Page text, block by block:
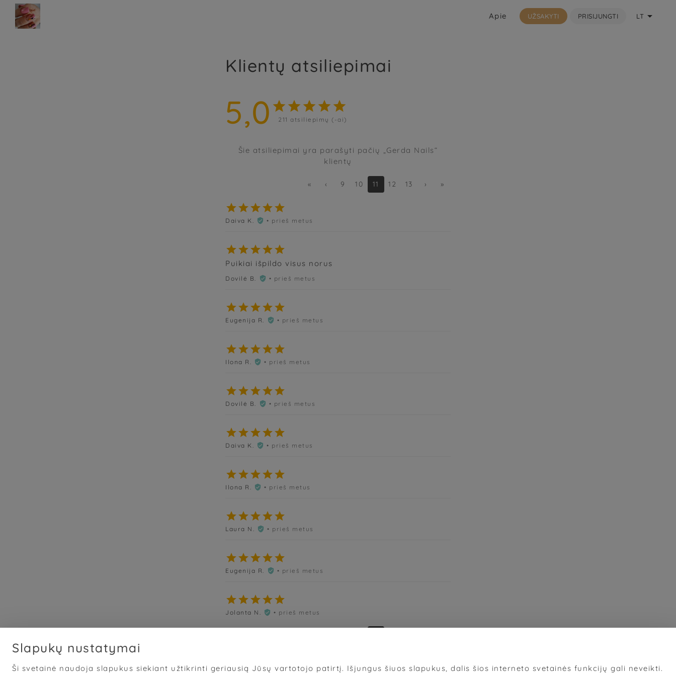
Apie UŽSAKYTI PRISIJUNGTI LT 
Klientų atsiliepimai
5,0     
211 atsiliepimų (-ai)
Šie atsiliepimai yra parašyti pačių „Gerda Nails“
klientų
« ‹ 9 10 11 12 13 › »

Daiva K.  • prieš metus

Puikiai išpildo visus norus
Dovilė B.  • prieš metus

Eugenija R.  • prieš metus

Ilona R.  • prieš metus

Dovilė B.  • prieš metus

Daiva K.  • prieš metus

Ilona R.  • prieš metus

Laura N.  • prieš metus

Eugenija R.  • prieš metus

Jolanta N.  • prieš metus
Slapukų nustatymai
Ši svetainė naudoja slapukus siekiant užtikrinti geriausią Jūsų vartotojo patirtį. Išjungus šiuos slapukus, dalis šios interneto svetainės funkcijų gali neveikti.